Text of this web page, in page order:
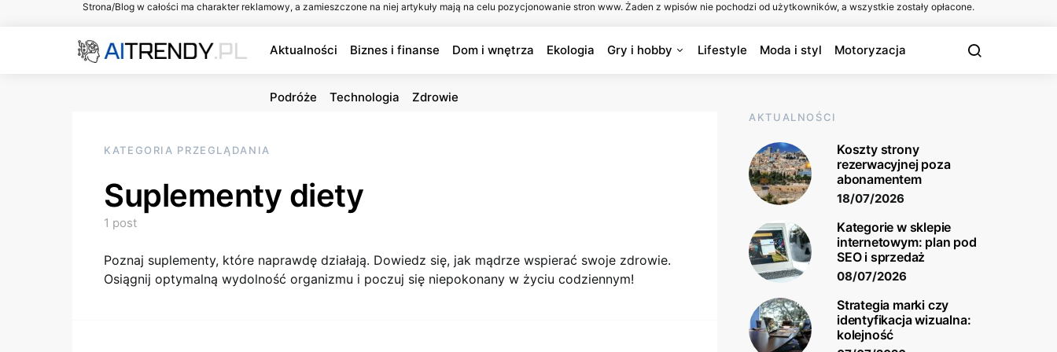
Strona/Blog w całości ma charakter reklamowy, a zamieszczone na niej artykuły mają na celu pozycjonowanie stron www. Żaden z wpisów nie pochodzi od użytkowników, a wszystkie zostały opłacone.
Aktualności Biznes i finanse Dom i wnętrza Ekologia Gry i hobby Lifestyle Moda i styl Motoryzacja
Podróże Technologia Zdrowie
KATEGORIA PRZEGLĄDANIA
Suplementy diety
1 post
Poznaj suplementy, które naprawdę działają. Dowiedz się, jak mądrze wspierać swoje zdrowie.
Osiągnij optymalną wydolność organizmu i poczuj się niepokonany w życiu codziennym!
AKTUALNOŚCI
Koszty strony
rezerwacyjnej poza
abonamentem
18/07/2026
Kategorie w sklepie
internetowym: plan pod
SEO i sprzedaż
08/07/2026
Strategia marki czy
identyfikacja wizualna:
kolejność